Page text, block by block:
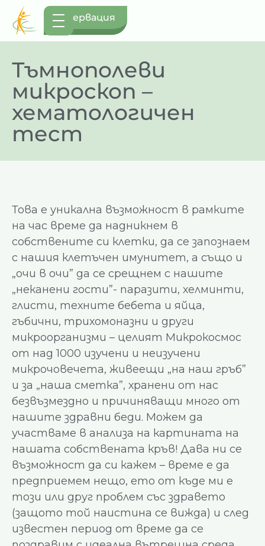
Резервация
Тъмнополеви
микроскоп –
хематологичен
тест
Това е уникална възможност в рамките
на час време да надникнем в
собствените си клетки, да се запознаем
с нашия клетъчен имунитет, а също и
„очи в очи” да се срещнем с нашите
„неканени гости”- паразити, хелминти,
глисти, техните бебета и яйца,
гъбични, трихомоназни и други
микроорганизми – целият Микрокосмос
от над 1000 изучени и неизучени
микрочовечета, живеещи „на наш гръб”
и за „наша сметка”, хранени от нас
безвъзмездно и причиняващи много от
нашите здравни беди. Можем да
участваме в анализа на картината на
нашата собствената кръв! Дава ни се
възможност да си кажем – време е да
предприемем нещо, ето от къде ми е
този или друг проблем със здравето
(защото той наистина се вижда) и след
известен период от време да се